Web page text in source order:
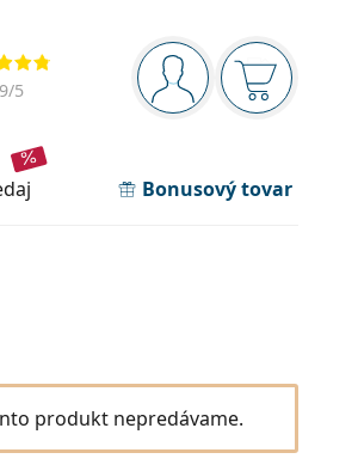
Navigačný panel
ste prihláseníNákupný
/5
Bonusový tovar
produkt nepredávame.